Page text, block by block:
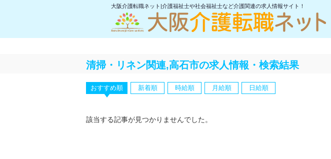
大阪介護転職ネット|介護福祉士や社会福祉士など介護関連の求人情報サイト！
清掃・リネン関連,高石市の求人情報・検索結果
おすすめ順 新着順 時給順 月給順 日給順
該当する記事が見つかりませんでした。